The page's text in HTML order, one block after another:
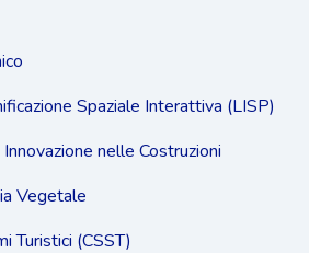
Spaziale Interattiva (LISP)
nelle Costruzioni
Vegetale
Turistici (CSST)